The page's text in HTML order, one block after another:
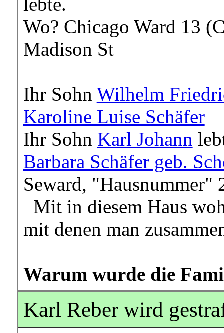
lebte.
Wo? Chicago Ward 13
Madison St
Ihr Sohn Wilhelm
Karoline Luise Schäfer
Ihr Sohn Karl Johann
Barbara Schäfer geb.
Seward, "Hausnummer"
Mit in diesem Haus
mit denen man
Warum wurde die
Karl Reber wird